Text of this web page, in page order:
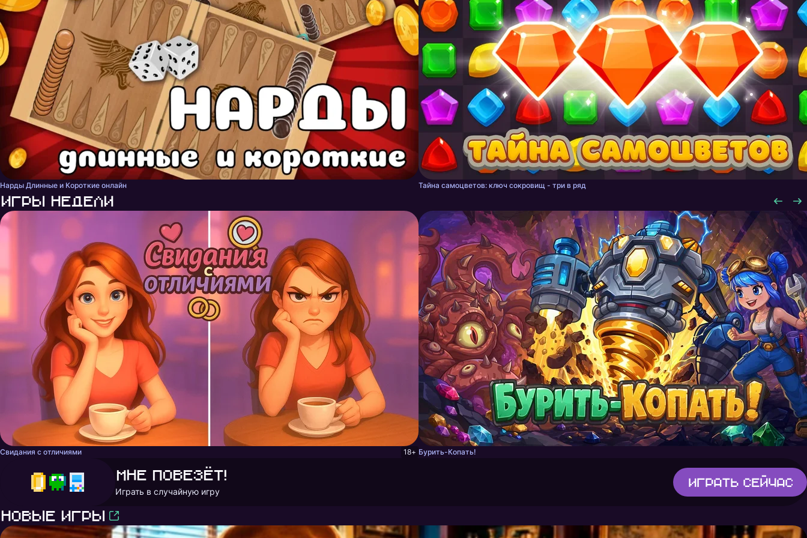
Нарды Длинные и Короткие онлайн Тайна самоцветов: ключ сокровищ - три в ряд
Игры недели
Свидания с отличиями 18+ Бурить-Копать!
Мне повезёт!
Играть в случайную игру
Играть сейчас
Новые игры